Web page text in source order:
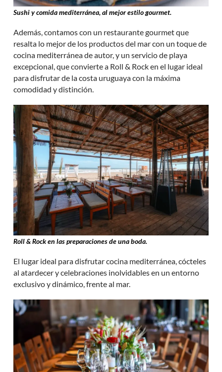
Sushi y comida mediterránea, al mejor estilo gourmet.
Además, contamos con un restaurante gourmet que
resalta lo mejor de los productos del mar con un toque de
cocina mediterránea de autor, y un servicio de playa
excepcional, que convierte a Roll & Rock en el lugar ideal
para disfrutar de la costa uruguaya con la máxima
comodidad y distinción.
Roll & Rock en las preparaciones de una boda.
El lugar ideal para disfrutar cocina mediterránea, cócteles
al atardecer y celebraciones inolvidables en un entorno
exclusivo y dinámico, frente al mar.